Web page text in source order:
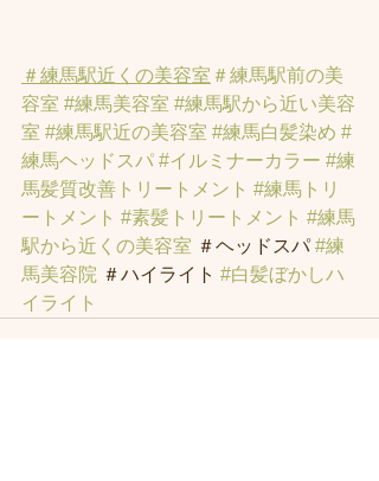
＃練馬駅近くの美容室 ＃練馬駅前の美
容室 #練馬美容室 #練馬駅から近い美容
室 #練馬駅近の美容室 #練馬白髪染め #
練馬ヘッドスパ #イルミナーカラー #練
馬髪質改善トリートメント #練馬トリ
ートメント #素髪トリートメント #練馬
駅から近くの美容室 ＃ヘッドスパ #練
馬美容院 ＃ハイライト #白髪ぼかしハ
イライト